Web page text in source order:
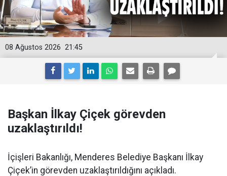
21:45
08 Ağustos 2026
Başkan İlkay Çiçek görevden
uzaklaştırıldı!
İçişleri Bakanlığı, Menderes Belediye Başkanı İlkay
Çiçek’in görevden uzaklaştırıldığını açıkladı.